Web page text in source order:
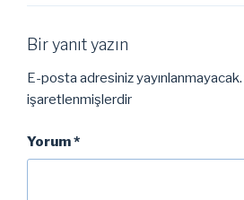
Bir yanıt yazın
E-posta adresiniz yayınlanmayacak.
işaretlenmişlerdir
Yorum*